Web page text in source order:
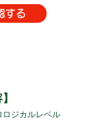
する
ロジカルレベル